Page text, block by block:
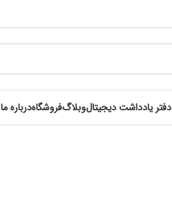
دفتر یادداشت دیجیتالوبلاگفروشگاهدرباره ما